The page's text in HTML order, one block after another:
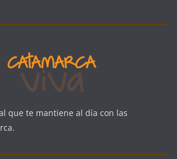
que te mantiene al día con las